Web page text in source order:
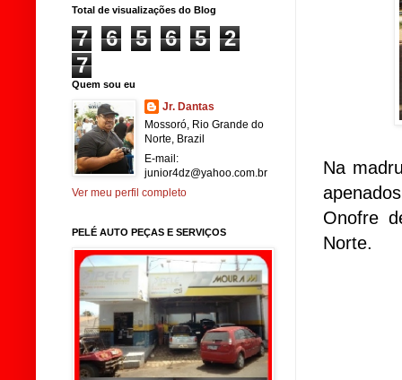
Na
Onofre
Norte.
Total de visualizações do Blog
7 6 5 6 5
2
7
Quem sou eu
Jr. Dantas
Mossoró, Rio Grande do
Norte, Brazil
E-mail:
junior4dz@yahoo.com.br
Ver meu perfil completo
PELÉ AUTO PEÇAS E SERVIÇOS